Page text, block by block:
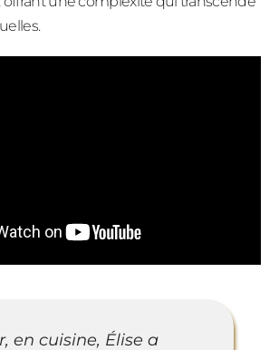
en cuisine, Élise a